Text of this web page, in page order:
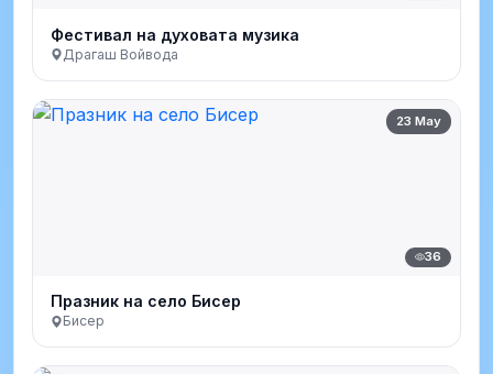
Фестивал на духовата музика
Драгаш Войвода
23 May
36
Празник на село Бисер
Бисер